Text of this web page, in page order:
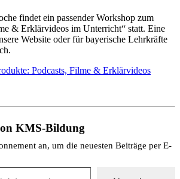
findet ein passender Workshop zum
& Erklärvideos im Unterricht“ statt. Eine
Website oder für bayerische Lehrkräfte
Podcasts, Filme & Erklärvideos
KMS-Bildung
an, um die neuesten Beiträge per E-